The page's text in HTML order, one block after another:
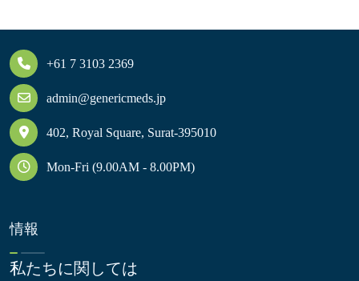
+61 7 3103 2369
admin@genericmeds.jp
402, Royal Square, Surat-395010
Mon-Fri (9.00AM - 8.00PM)
情報
私たちに関しては